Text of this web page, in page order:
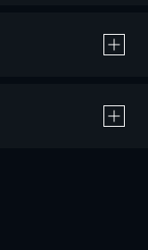
作品の購入 / レンタルです。